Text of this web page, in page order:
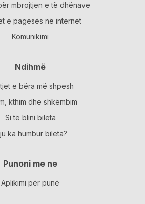
mbrojtjen e të dhënave
e pagesës në internet
Komunikimi
Ndihmë
e bëra më shpesh
kthim dhe shkëmbim
Si të blini bileta
ka humbur bileta?
Punoni me ne
Aplikimi për punë